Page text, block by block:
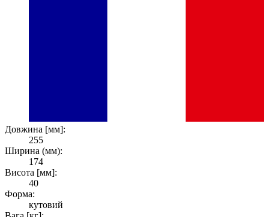
Довжина [мм]:
255
Ширина (мм):
174
Висота [мм]:
40
Форма:
кутовий